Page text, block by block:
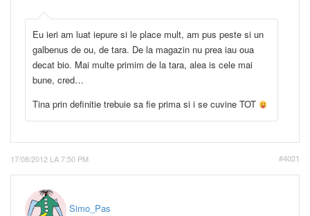
Eu ieri am luat iepure si le place mult, am pus peste si un
galbenus de ou, de tara. De la magazin nu prea iau oua
decat bio. Mai multe primim de la tara, alea is cele mai
bune, cred…
Tina prin definitie trebuie sa fie prima si i se cuvine TOT
17/08/2012 LA 7:50 PM #4021
Simo_Pas